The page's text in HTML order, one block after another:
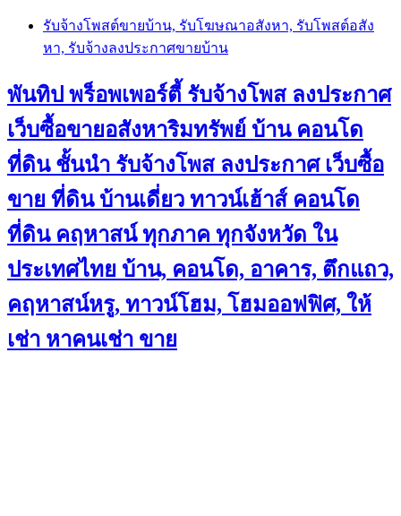
Skip
content
รับจ้างโพสต์ขายบ้าน, รับโฆษณาอสังหา, รับโพสต์อสัง
หา, รับจ้างลงประกาศขายบ้าน
พันทิป พร็อพเพอร์ตี้ รับจ้างโพส ลงประกาศ
เว็บซื้อขายอสังหาริมทรัพย์ บ้าน คอนโด
ที่ดิน ชั้นนำ รับจ้างโพส ลงประกาศ เว็บซื้อ
ขาย ที่ดิน บ้านเดี่ยว ทาวน์เฮ้าส์ คอนโด
ที่ดิน คฤหาสน์ ทุกภาค ทุกจังหวัด ใน
ประเทศไทย บ้าน, คอนโด, อาคาร, ตึกแถว,
คฤหาสน์หรู, ทาวน์โฮม, โฮมออฟฟิศ, ให้
เช่า หาคนเช่า ขาย